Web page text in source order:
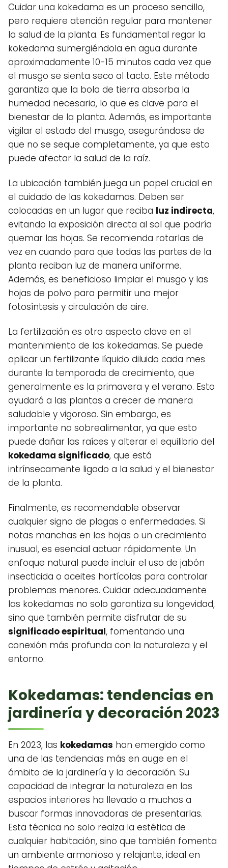
Cuidar una kokedama es un proceso sencillo,
pero requiere atención regular para mantener
la salud de la planta. Es fundamental regar la
kokedama sumergiéndola en agua durante
aproximadamente 10-15 minutos cada vez que
el musgo se sienta seco al tacto. Este método
garantiza que la bola de tierra absorba la
humedad necesaria, lo que es clave para el
bienestar de la planta. Además, es importante
vigilar el estado del musgo, asegurándose de
que no se seque completamente, ya que esto
puede afectar la salud de la raíz.
La ubicación también juega un papel crucial en
el cuidado de las kokedamas. Deben ser
colocadas en un lugar que reciba luz indirecta,
evitando la exposición directa al sol que podría
quemar las hojas. Se recomienda rotarlas de
vez en cuando para que todas las partes de la
planta reciban luz de manera uniforme.
Además, es beneficioso limpiar el musgo y las
hojas de polvo para permitir una mejor
fotosíntesis y circulación de aire.
La fertilización es otro aspecto clave en el
mantenimiento de las kokedamas. Se puede
aplicar un fertilizante líquido diluido cada mes
durante la temporada de crecimiento, que
generalmente es la primavera y el verano. Esto
ayudará a las plantas a crecer de manera
saludable y vigorosa. Sin embargo, es
importante no sobrealimentar, ya que esto
puede dañar las raíces y alterar el equilibrio del
kokedama significado, que está
intrínsecamente ligado a la salud y el bienestar
de la planta.
Finalmente, es recomendable observar
cualquier signo de plagas o enfermedades. Si
notas manchas en las hojas o un crecimiento
inusual, es esencial actuar rápidamente. Un
enfoque natural puede incluir el uso de jabón
insecticida o aceites hortícolas para controlar
problemas menores. Cuidar adecuadamente
las kokedamas no solo garantiza su longevidad,
sino que también permite disfrutar de su
significado espiritual, fomentando una
conexión más profunda con la naturaleza y el
entorno.
Kokedamas: tendencias en
jardinería y decoración 2023
En 2023, las kokedamas han emergido como
una de las tendencias más en auge en el
ámbito de la jardinería y la decoración. Su
capacidad de integrar la naturaleza en los
espacios interiores ha llevado a muchos a
buscar formas innovadoras de presentarlas.
Esta técnica no solo realza la estética de
cualquier habitación, sino que también fomenta
un ambiente armonioso y relajante, ideal en